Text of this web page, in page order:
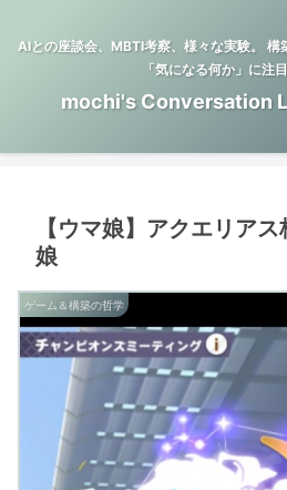
AIとの座談会、MBTI考察、様々な実験。 構
「気になる何か」に注
mochi's Conversation
【ウマ娘】アクエリア
娘
ゲーム＆構築の哲学